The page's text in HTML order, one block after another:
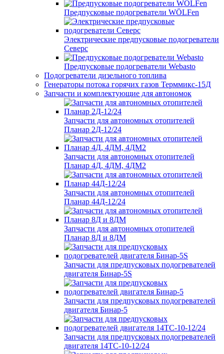
Предпусковые подогреватели WÖLFen
Электрические предпусковые подогреватели
Северс
Предпусковые подогреватели Webasto
Подогреватели дизельного топлива
Генераторы потока горячих газов Терммикс-15Д
Запчасти и комплектующие для автономок
Запчасти для автономных отопителей
Планар 2Д-12/24
Запчасти для автономных отопителей
Планар 4Д, 4ДМ, 4ДМ2
Запчасти для автономных отопителей
Планар 44Д-12/24
Запчасти для автономных отопителей
Планар 8Д и 8ДМ
Запчасти для предпусковых подогревателей
двигателя Бинар-5S
Запчасти для предпусковых подогревателей
двигателя Бинар-5
Запчасти для предпусковых подогревателей
двигателя 14ТС-10-12/24